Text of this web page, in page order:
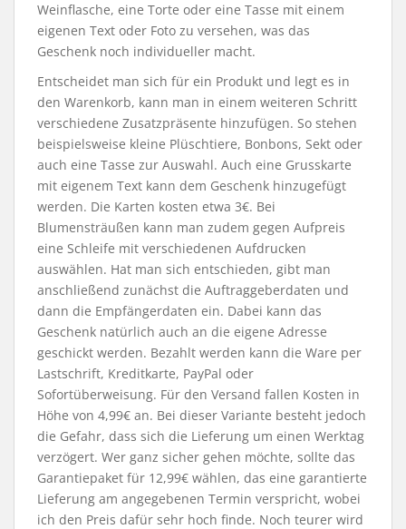
Weinflasche, eine Torte oder eine Tasse mit einem
eigenen Text oder Foto zu versehen, was das
Geschenk noch individueller macht.
Entscheidet man sich für ein Produkt und legt es in
den Warenkorb, kann man in einem weiteren Schritt
verschiedene Zusatzpräsente hinzufügen. So stehen
beispielsweise kleine Plüschtiere, Bonbons, Sekt oder
auch eine Tasse zur Auswahl. Auch eine Grusskarte
mit eigenem Text kann dem Geschenk hinzugefügt
werden. Die Karten kosten etwa 3€. Bei
Blumensträußen kann man zudem gegen Aufpreis
eine Schleife mit verschiedenen Aufdrucken
auswählen. Hat man sich entschieden, gibt man
anschließend zunächst die Auftraggeberdaten und
dann die Empfängerdaten ein. Dabei kann das
Geschenk natürlich auch an die eigene Adresse
geschickt werden. Bezahlt werden kann die Ware per
Lastschrift, Kreditkarte, PayPal oder
Sofortüberweisung. Für den Versand fallen Kosten in
Höhe von 4,99€ an. Bei dieser Variante besteht jedoch
die Gefahr, dass sich die Lieferung um einen Werktag
verzögert. Wer ganz sicher gehen möchte, sollte das
Garantiepaket für 12,99€ wählen, das eine garantierte
Lieferung am angegebenen Termin verspricht, wobei
ich den Preis dafür sehr hoch finde. Noch teurer wird